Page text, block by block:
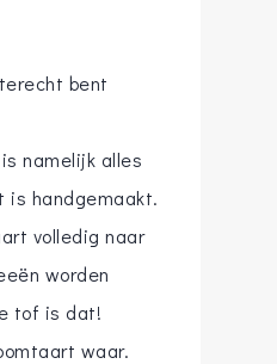
bent
namelijk alles
is handgemaakt.
volledig naar
worden
tof is dat!
waar.